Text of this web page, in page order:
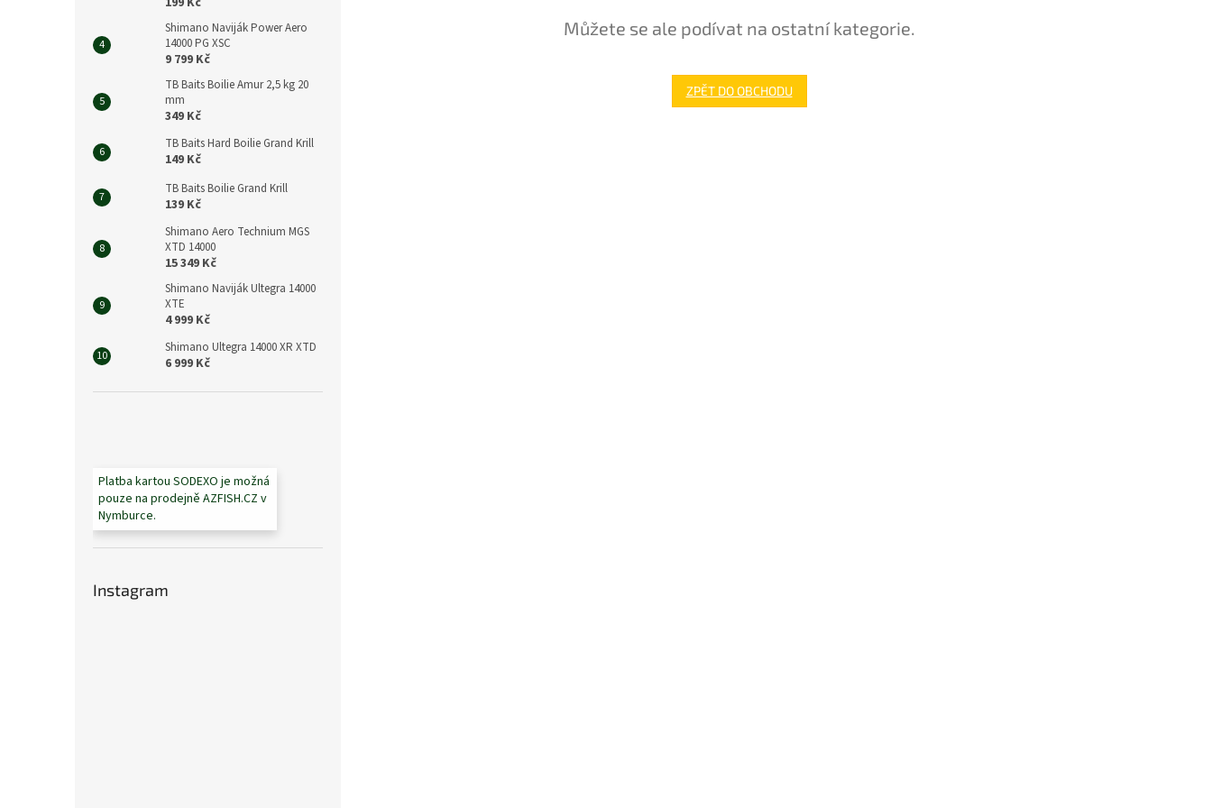
Shimano Naviják Power Aero
14000 PG XSC
9 799 Kč
TB Baits Boilie Amur 2,5 kg 20
mm
349 Kč
TB Baits Hard Boilie Grand Krill
149 Kč
TB Baits Boilie Grand Krill
139 Kč
Shimano Aero Technium MGS
XTD 14000
15 349 Kč
Shimano Naviják Ultegra 14000
XTE
4 999 Kč
Shimano Ultegra 14000 XR XTD
6 999 Kč
Platba kartou SODEXO je možná
pouze na prodejně AZFISH.CZ v
Nymburce.
Instagram
Můžete se ale podívat na ostatní kategorie.
ZPĚT DO OBCHODU